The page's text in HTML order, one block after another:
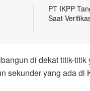
PT IKPP
Saat
di dekat titik-
sekunder yang ada di